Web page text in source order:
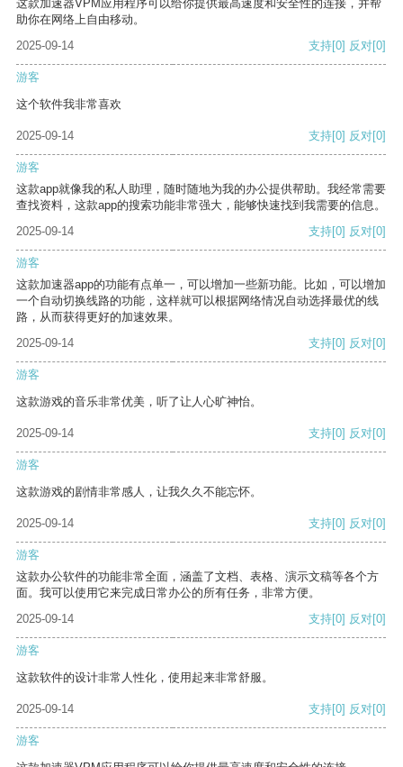
这款加速器VPM应用程序可以给你提供最高速度和安全性的连接，并帮
助你在网络上自由移动。
2025-09-14
支持[0] 反对[0]
游客
这个软件我非常喜欢
2025-09-14 支持[0] 反对[0]
游客
这款app就像我的私人助理，随时随地为我的办公提供帮助。我经常需要
查找资料，这款app的搜索功能非常强大，能够快速找到我需要的信息。
2025-09-14
支持[0] 反对[0]
游客
这款加速器app的功能有点单一，可以增加一些新功能。比如，可以增加
一个自动切换线路的功能，这样就可以根据网络情况自动选择最优的线
路，从而获得更好的加速效果。
2025-09-14
支持[0] 反对[0]
游客
这款游戏的音乐非常优美，听了让人心旷神怡。
2025-09-14 支持[0] 反对[0]
游客
这款游戏的剧情非常感人，让我久久不能忘怀。
2025-09-14 支持[0] 反对[0]
游客
这款办公软件的功能非常全面，涵盖了文档、表格、演示文稿等各个方
面。我可以使用它来完成日常办公的所有任务，非常方便。
2025-09-14
支持[0] 反对[0]
游客
这款软件的设计非常人性化，使用起来非常舒服。
2025-09-14 支持[0] 反对[0]
游客